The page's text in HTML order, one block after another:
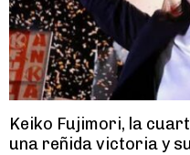
Keiko Fujimori, la
una reñida victoria y